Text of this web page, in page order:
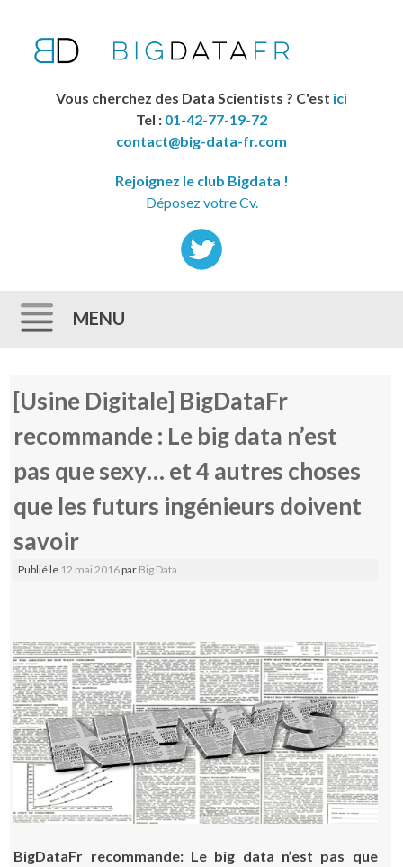
Vous cherchez des Data Scientists ? C'est ici
Tel : 01-42-77-19-72
contact@big-data-fr.com
Rejoignez le club Bigdata !
Déposez votre Cv.
MENU
[Usine Digitale] BigDataFr
recommande : Le big data n’est
pas que sexy… et 4 autres choses
que les futurs ingénieurs doivent
savoir
Publié le 12 mai 2016par Big Data
BigDataFr recommande: Le big data n’est pas que